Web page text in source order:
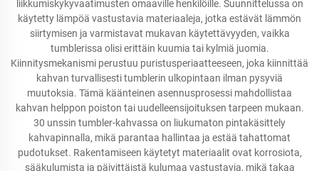
liikkumiskykyvaatimusten omaaville henkilöille. Suunnittelussa on
käytetty lämpöä vastustavia materiaaleja, jotka estävät lämmön
siirtymisen ja varmistavat mukavan käytettävyyden, vaikka
tumblerissa olisi erittäin kuumia tai kylmiä juomia.
Kiinnitysmekanismi perustuu puristusperiaatteeseen, joka kiinnittää
kahvan turvallisesti tumblerin ulkopintaan ilman pysyviä
muutoksia. Tämä käänteinen asennusprosessi mahdollistaa
kahvan helppon poiston tai uudelleensijoituksen tarpeen mukaan.
30 unssin tumbler-kahvassa on liukumaton pintakäsittely
kahvapinnalla, mikä parantaa hallintaa ja estää tahattomat
pudotukset. Rakentamiseen käytetyt materiaalit ovat korrosiota,
sääkulumista ja päivittäistä kulumaa vastustavia, mikä takaa